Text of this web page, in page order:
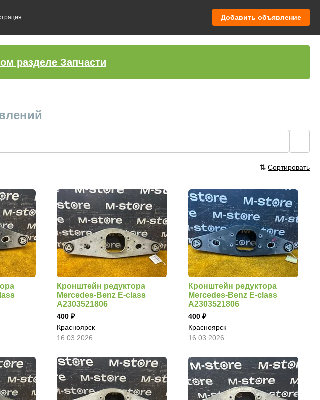
Добавить объявление
разделе Запчасти
⇅ Сортировать
Кронштейн редуктора
Mercedes-Benz E-class
A2303521806
400
Красноярск
16.03.2026
Кронштейн редуктора
Mercedes-Benz E-class
A2303521806
400
Красноярск
16.03.2026